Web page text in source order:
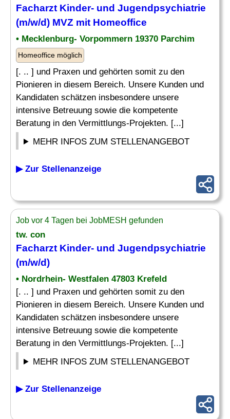
Facharzt Kinder- und Jugendpsychiatrie
(m/w/d) MVZ mit Homeoffice
• Mecklenburg- Vorpommern 19370 Parchim
Homeoffice möglich
[. .. ] und Praxen und gehörten somit zu den
Pionieren in diesem Bereich. Unsere Kunden und
Kandidaten schätzen insbesondere unsere
intensive Betreuung sowie die kompetente
Beratung in den Vermittlungs-Projekten. [...]
MEHR INFOS ZUM STELLENANGEBOT
▶ Zur Stellenanzeige
Job vor 4 Tagen bei JobMESH gefunden
tw. con
Facharzt Kinder- und Jugendpsychiatrie
(m/w/d)
• Nordrhein- Westfalen 47803 Krefeld
[. .. ] und Praxen und gehörten somit zu den
Pionieren in diesem Bereich. Unsere Kunden und
Kandidaten schätzen insbesondere unsere
intensive Betreuung sowie die kompetente
Beratung in den Vermittlungs-Projekten. [...]
MEHR INFOS ZUM STELLENANGEBOT
▶ Zur Stellenanzeige